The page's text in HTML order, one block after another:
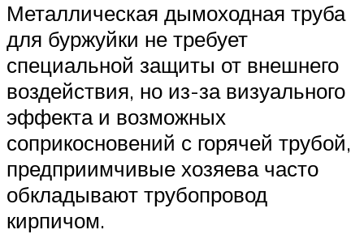
Металлическая дымоходная труба
для буржуйки не требует
специальной защиты от внешнего
воздействия, но из-за визуального
эффекта и возможных
соприкосновений с горячей трубой,
предприимчивые хозяева часто
обкладывают трубопровод
кирпичом.